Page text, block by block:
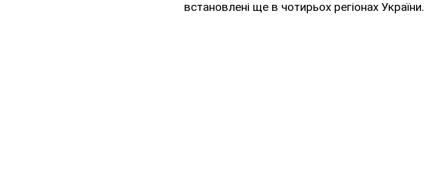
встановлені ще в чотирьох регіонах України.